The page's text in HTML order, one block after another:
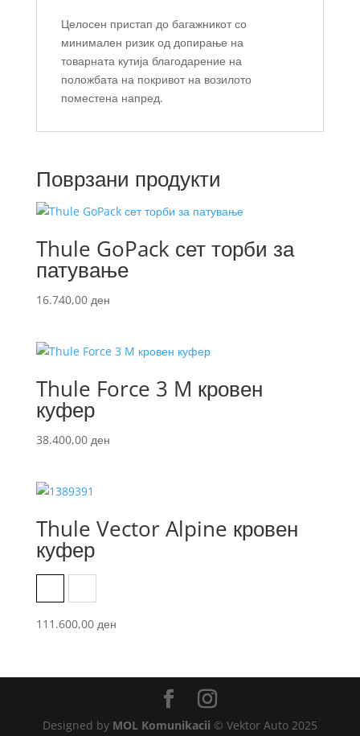
Целосен пристап до багажникот со
минимален ризик од допирање на
товарната кутија благодарение на
положбата на покривот на возилото
поместена напред.
Поврзани продукти
Thule GoPack сет торби за
патување
16.740,00 ден
Thule Force 3 M кровен
куфер
38.400,00 ден
Thule Vector Alpine кровен
куфер
111.600,00 ден
Designed by MOL Komunikacii © Vektor Auto 2025